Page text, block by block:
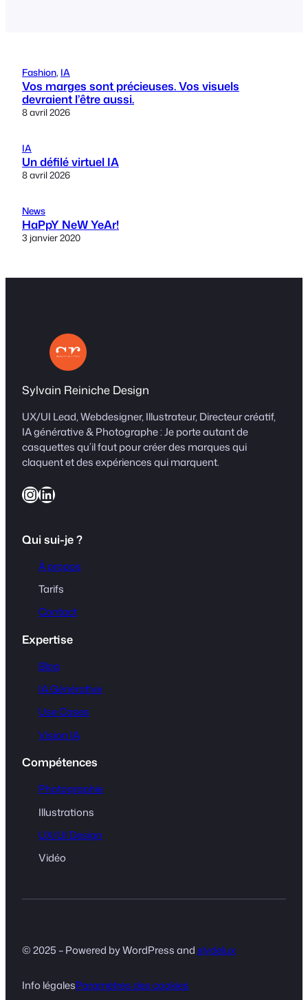
Fashion, IA
Vos marges sont précieuses. Vos visuels
devraient l’être aussi.
8 avril 2026
IA
Un défilé virtuel IA
8 avril 2026
News
HaPpY NeW YeAr!
3 janvier 2020
Sylvain Reiniche Design
UX/UI Lead, Webdesigner, Illustrateur, Directeur créatif,
IA générative & Photographe : Je porte autant de
casquettes qu’il faut pour créer des marques qui
claquent et des expériences qui marquent.
InstagramLinkedIn
Qui sui-je ?
À propos
Tarifs
Contact
Expertise
Blog
IA Générative
Use Cases
Vision IA
Compétences
Photographie
Illustrations
UX/UI Design
Vidéo
© 2025 – Powered by WordPress andslydelux
Info légalesParamètres des cookies